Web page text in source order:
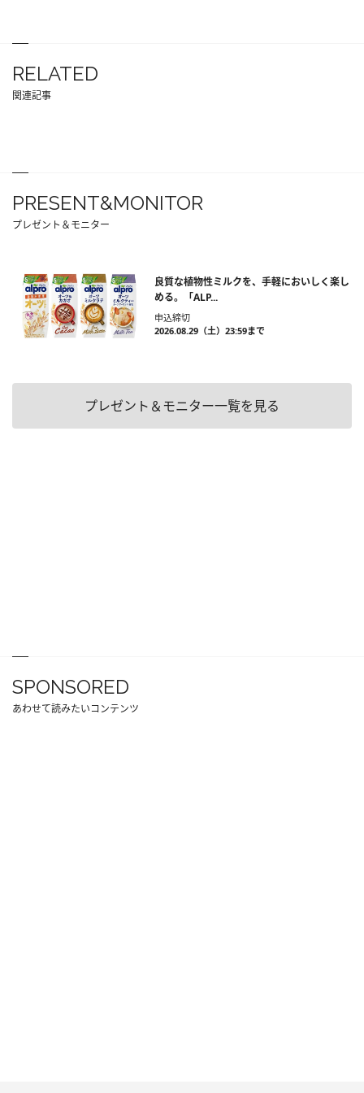
RELATED
関連記事
PRESENT&MONITOR
プレゼント＆モニター
良質な植物性ミルクを、手軽においしく楽し
める。「ALP...
申込締切
2026.08.29（土）23:59まで
プレゼント＆モニター一覧を見る
SPONSORED
あわせて読みたいコンテンツ